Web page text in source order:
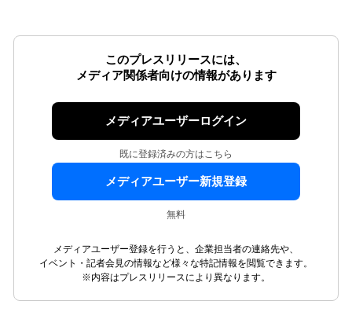
このプレスリリースには、
メディア関係者向けの情報があります
メディアユーザーログイン
既に登録済みの方はこちら
メディアユーザー新規登録
無料
メディアユーザー登録を行うと、企業担当者の連絡先や、
イベント・記者会見の情報など様々な特記情報を閲覧できます。
※内容はプレスリリースにより異なります。